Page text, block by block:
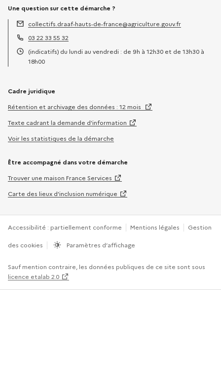
Une question sur cette démarche ?
Adresse électronique :
collectifs.draaf-hauts-de-france@agriculture.gouv.fr
Téléphone :
03 22 33 55 32
Horaires :
(indicatifs) du lundi au vendredi : de 9h à 12h30 et de 13h30 à
18h00
Cadre juridique
Rétention et archivage des données : 12 mois
Texte cadrant la demande d’information
Voir les statistiques de la démarche
Être accompagné dans votre démarche
Trouver une maison France Services
Carte des lieux d’inclusion numérique
Accessibilité : partiellement conforme Mentions légales Gestion
des cookies Paramètres d’affichage
Sauf mention contraire, les données publiques de ce site sont sous
licence etalab 2.0